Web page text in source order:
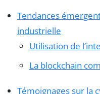
Tendances
industrielle
Utilisation de
La blockchain
Témoignages sur la